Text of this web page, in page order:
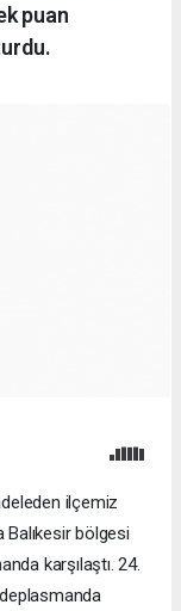
puan
ilçemiz
bölgesi
karşılaştı. 24.